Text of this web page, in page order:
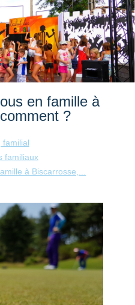
en famille à
?
familial
familiaux
à Biscarrosse,...